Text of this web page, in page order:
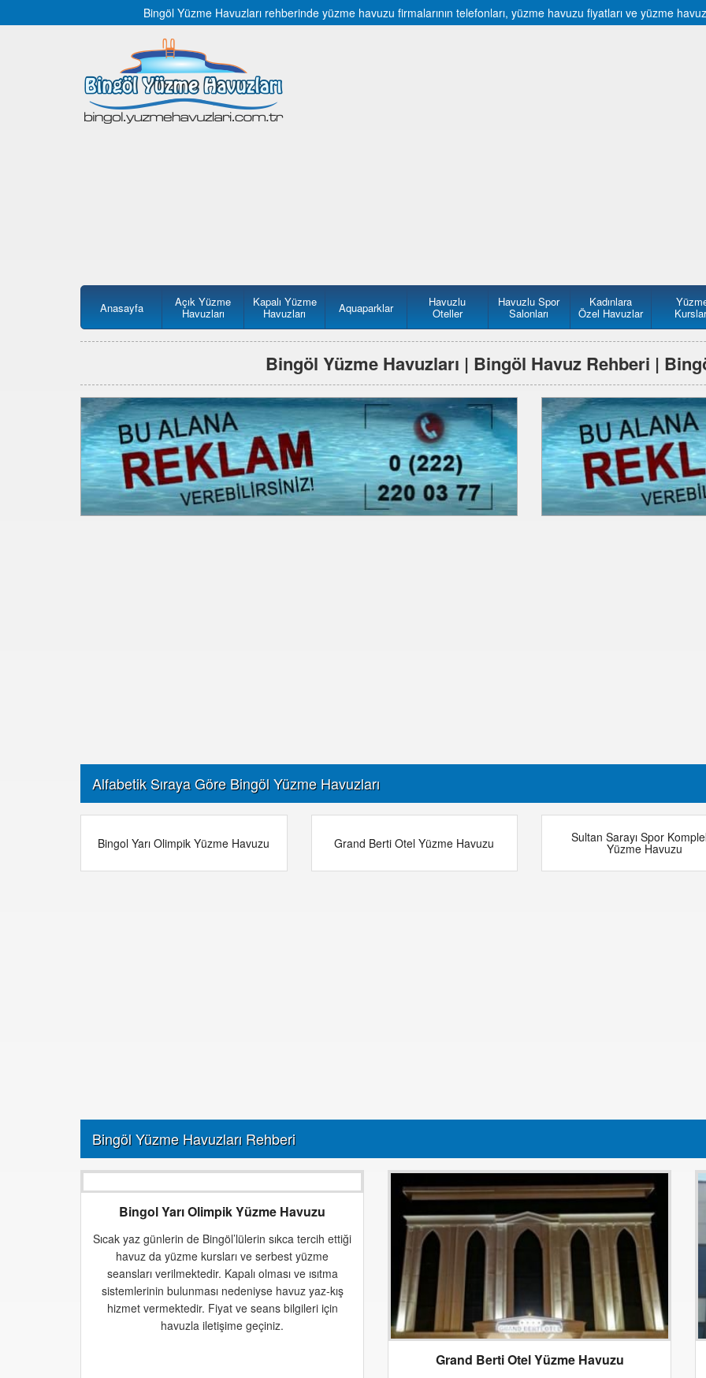
Bingöl Yüzme Havuzları rehberinde yüzme havuzu firmalarının telefonları, yüzme havuzu fiyatları ve yüzme
Anasayfa Açık Yüzme
Havuzları
Kapalı Yüzme
Havuzları Aquaparklar Havuzlu
Oteller
Havuzlu Spor
Salonları
Kadınlara
Özel Havuzlar
Bingöl Yüzme Havuzları | Bingöl Havuz Rehberi |
Alfabetik Sıraya Göre Bingöl Yüzme Havuzları
Bingol Yarı Olimpik Yüzme Havuzu Grand Berti Otel Yüzme Havuzu Sultan Sarayı Spor
Yüzme Havuzu
Bingöl Yüzme Havuzları Rehberi
Bingol Yarı Olimpik Yüzme Havuzu
Sıcak yaz günlerin de Bingöl’lülerin sıkca tercih ettiği
havuz da yüzme kursları ve serbest yüzme
seansları verilmektedir. Kapalı olması ve ısıtma
sistemlerinin bulunması nedeniyse havuz yaz-kış
hizmet vermektedir. Fiyat ve seans bilgileri için
havuzla iletişime geçiniz.
Grand Berti Otel Yüzme Havuzu